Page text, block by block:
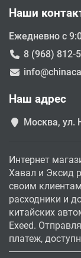
Наши
Ежедневно с
8 (968) 812-
Наш адрес
Москва, ул.
Интернет
Хавал и Эксид
своим
расходники и
китайских
Exeed.
платеж,